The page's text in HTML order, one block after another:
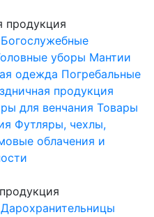
продукция
Богослужебные
уборы Мантии
одежда Погребальные
продукция
для венчания Товары
Футляры, чехлы,
облачения и
Дарохранительницы